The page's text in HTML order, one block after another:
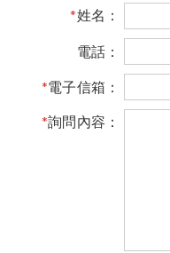
*姓名：
電話：
*電子信箱：
*詢問內容：